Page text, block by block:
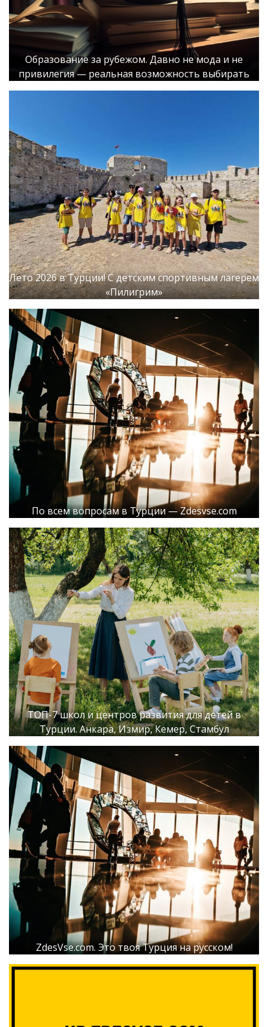
Образование за рубежом. Давно не мода и не
привилегия — реальная возможность выбирать
Лето 2026 в Турции! С детским спортивным лагерем
«Пилигрим»
По всем вопросам в Турции — Zdesvse.com
ТОП-7 школ и центров развития для детей в
Турции. Анкара, Измир, Кемер, Стамбул
ZdesVse.com. Это твоя Турция на русском!